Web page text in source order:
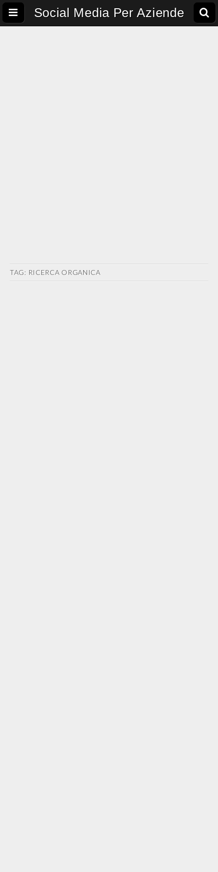
Social Media Per Aziende
TAG: RICERCA ORGANICA